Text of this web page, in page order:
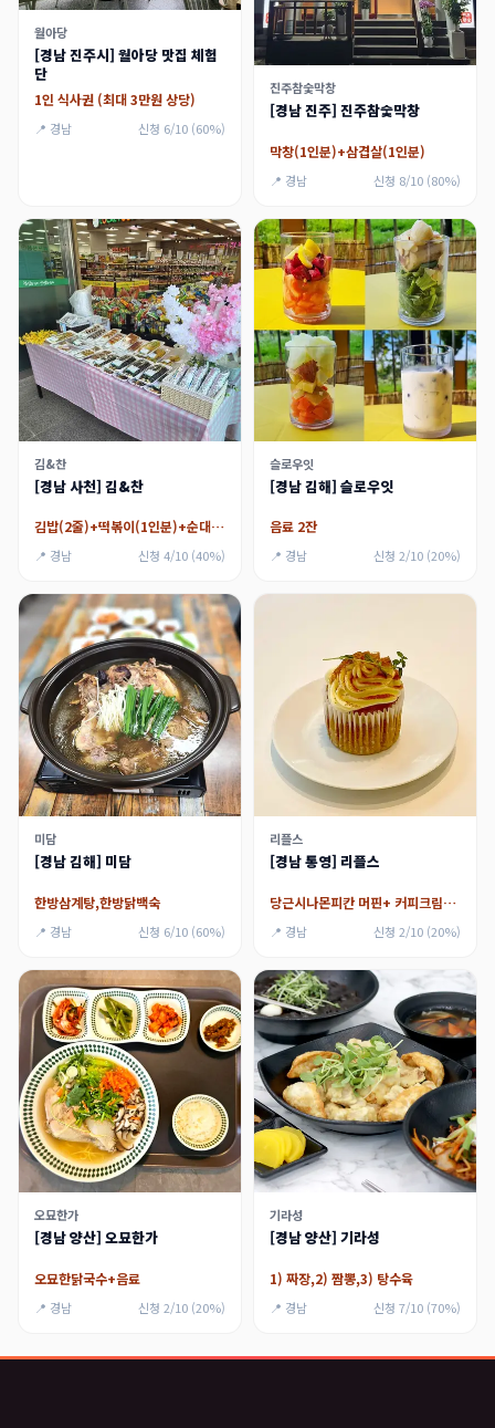
월아당
[경남 진주시] 월아당 맛집 체험
단
1인 식사권 (최대 3만원 상당)
📍 경남 신청 6/10 (60%)
진주참숯막창
[경남 진주] 진주참숯막창
막창(1인분)+삼겹살(1인분)
📍 경남 신청 8/10 (80%)
김&찬
[경남 사천] 김&찬
김밥(2줄)+떡볶이(1인분)+순대(1인분)
📍 경남 신청 4/10 (40%)
슬로우잇
[경남 김해] 슬로우잇
음료 2잔
📍 경남 신청 2/10 (20%)
미담
[경남 김해] 미담
한방삼계탕,한방닭백숙
📍 경남 신청 6/10 (60%)
리플스
[경남 통영] 리플스
당근시나몬피칸 머핀+ 커피크림밀크쉐이크+아메리카노
📍 경남 신청 2/10 (20%)
오묘한가
[경남 양산] 오묘한가
오묘한닭국수+음료
📍 경남 신청 2/10 (20%)
기라성
[경남 양산] 기라성
1) 짜장,2) 짬뽕,3) 탕수육
📍 경남 신청 7/10 (70%)